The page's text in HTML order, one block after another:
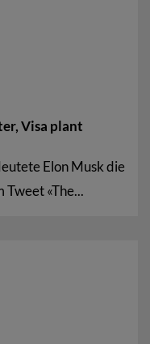
Visa plant
Elon Musk die
«The...